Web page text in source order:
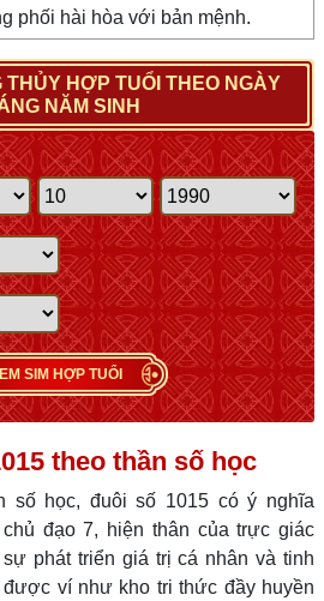
phối hài hòa với bản mệnh.
THỦY HỢP TUỔI THEO NGÀY
NĂM SINH
SIM HỢP TUỔI
theo thần số học
số học, đuôi số 1015 có ý nghĩa
đạo 7, hiện thân của trực giác
phát triển giá trị cá nhân và tinh
ví như kho tri thức đầy huyền